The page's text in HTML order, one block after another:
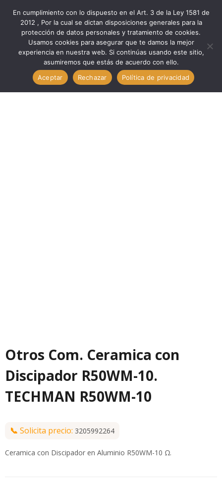
Componentes
Otros Com
Otros Com. Ceramica Con Discipador R50WM-10. TECHMAN
Otros Com. Ceramica con
Discipador R50WM-10.
TECHMAN R50WM-10
📞 Solicita precio: 3205992264
Ceramica con Discipador en Aluminio R50WM-10 Ω.
En cumplimiento con lo dispuesto en el Art. 3 de la Ley 1581 de
2012 , Por la cual se dictan disposiciones generales para la
protección de datos personales y tratamiento de cookies.
Usamos cookies para asegurar que te damos la mejor
experiencia en nuestra web. Si continúas usando este sitio,
asumiremos que estás de acuerdo con ello.
Aceptar
Rechazar Política de privacidad